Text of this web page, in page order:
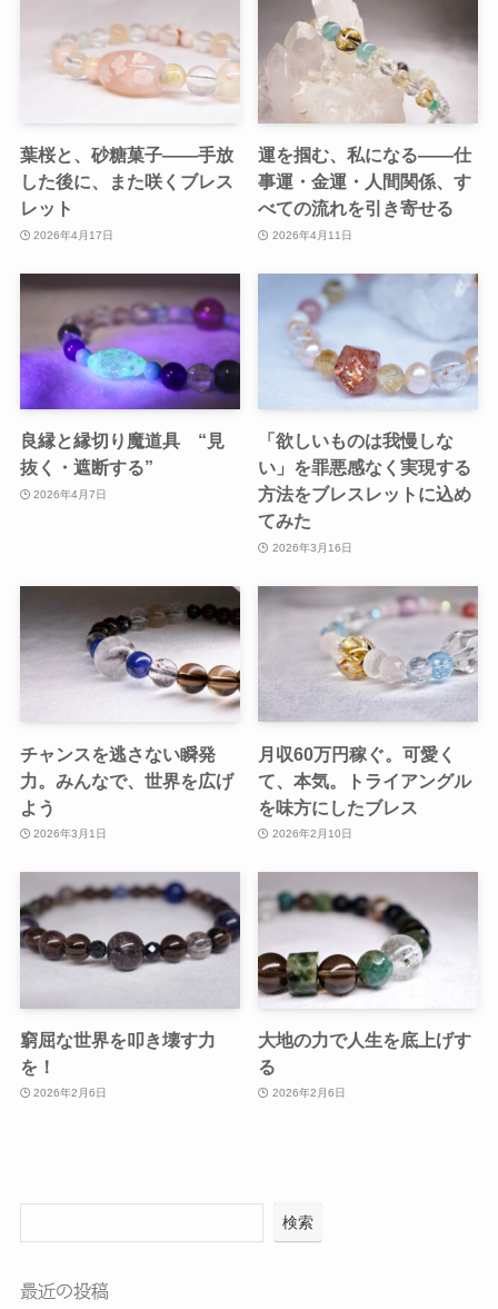
葉桜と、砂糖菓子——手放
した後に、また咲くブレス
レット
2026年4月17日
運を掴む、私になる——仕
事運・金運・人間関係、す
べての流れを引き寄せる
2026年4月11日
良縁と縁切り魔道具 “見
抜く・遮断する”
2026年4月7日
「欲しいものは我慢しな
い」を罪悪感なく実現する
方法をブレスレットに込め
てみた
2026年3月16日
チャンスを逃さない瞬発
力。みんなで、世界を広げ
よう
2026年3月1日
月収60万円稼ぐ。可愛く
て、本気。トライアングル
を味方にしたブレス
2026年2月10日
窮屈な世界を叩き壊す力
を！
2026年2月6日
大地の力で人生を底上げす
る
2026年2月6日
検索
最近の投稿